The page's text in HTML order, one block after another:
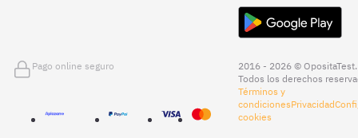
Pago online seguro
2016 - 2026 © OpositaTest.
Todos los derechos
Términos y
condicionesPrivacidad
cookies